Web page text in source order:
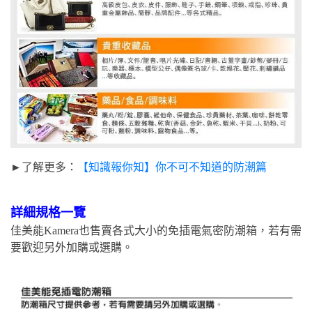
►了解更多： 【知識報你知】你不可不知道的防潮篇
詳細規格一覽
佳美能Kamera也售賣各式大小的免插電氣密防潮箱，若有需
要歡迎另外加購或選購。